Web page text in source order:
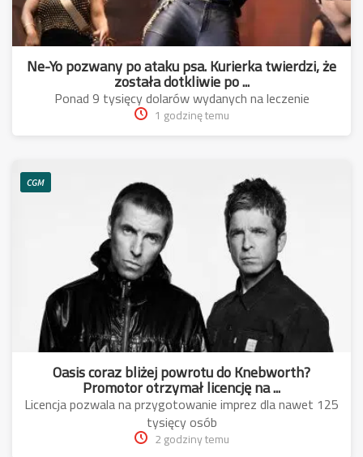
Ne-Yo pozwany po ataku psa. Kurierka twierdzi, że
została dotkliwie po ...
Ponad 9 tysięcy dolarów wydanych na leczenie
1 godzinę temu
CGM
Oasis coraz bliżej powrotu do Knebworth?
Promotor otrzymał licencję na ...
Licencja pozwala na przygotowanie imprez dla nawet 125
tysięcy osób
2 godziny temu